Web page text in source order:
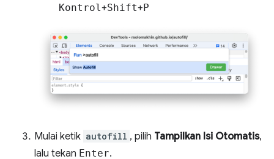
Kontrol+Shift+P
Mulai ketik autofill , pilih Tampilkan Isi Otomatis,
lalu tekan Enter.